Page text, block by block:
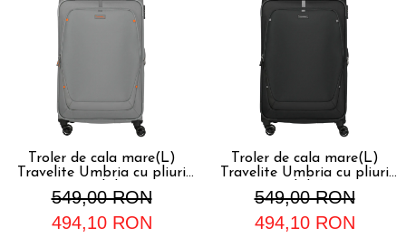
Troler de cala mare(L)
Travelite Umbria cu pliuri
549,00 RON
494,10 RON
Troler de cala mare(L)
Travelite Umbria cu pliuri
549,00 RON
494,10 RON